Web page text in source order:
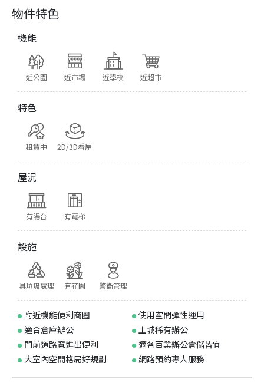
物件特色
機能
近公園 近市場 近學校 近超市
特色
租賃中 2D/3D看屋
屋況
有陽台 有電梯
設施
具垃圾處理 有花園 警衛管理
附近機能便利商圈
使用空間彈性運用
適合倉庫辦公
土城稀有辦公
門前道路寬進出便利
適各百業辦公倉儲皆宜
大室內空間格局好規劃
網路預約專人服務